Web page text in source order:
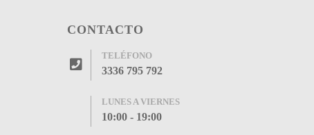
CONTACTO
TELÉFONO
3336 795 792
LUNES A VIERNES
10:00 - 19:00